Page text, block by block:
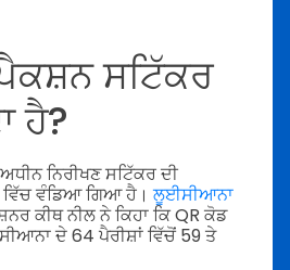
ਸਟਿੱਕਰ
ਹੈ?
ਨਿਰੀਖਣ ਸਟਿੱਕਰ ਦੀ
ਵਿੱਚ ਵੰਡਿਆ ਗਿਆ ਹੈ।ਲੂਈਸੀਆਨਾ
ਕੀਥ ਨੀਲ ਨੇ ਕਿਹਾ ਕਿ QR ਕੋਡ
ਦੇ 64 ਪੈਰੀਸ਼ਾਂ ਵਿੱਚੋਂ 59 ਤੇ